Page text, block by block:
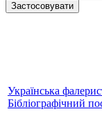
Українська
Бібліографічний